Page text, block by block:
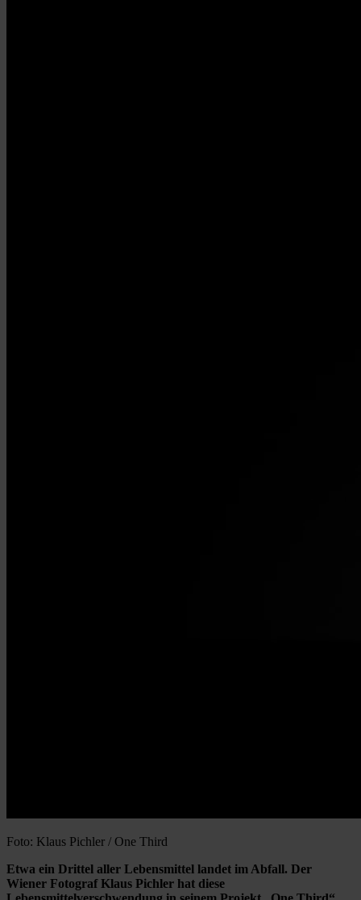
Foto: Klaus Pichler / One Third
Etwa ein Drittel aller Lebensmittel landet im Abfall. Der
Wiener Fotograf Klaus Pichler hat diese